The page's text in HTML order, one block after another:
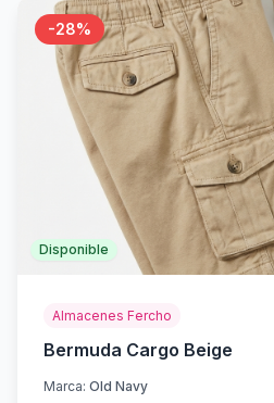
-28%
Disponible
Almacenes Fercho
Bermuda Cargo Beige
Marca: Old Navy